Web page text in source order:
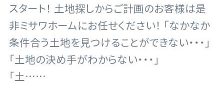
スタート！ 土地探しからご計画のお客様は是
非ミサワホームにお任せください！ 「なかなか
条件合う土地を見つけることができない・・・」
「土地の決め手がわからない・・・」
「土……